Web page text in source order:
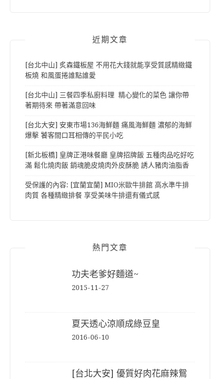
近期文章
[台北中山] 炙森鐵板屋 不用花大錢就能享受質感精緻鐵
板燒 和風蛋捲誰點誰愛
[台北中山] 三餐四季私廚料理 精心變化的菜色 讓你帶
著期待來 帶著滿意回味
[台北大安] 安東市場136海鮮麵 痛風海鮮麵 濃郁的海鮮
爆擊 饕客間口耳相傳的平民小吃
[新北板橋] 皇牌正港味餐廳 皇牌招牌飯 五種肉品吃好吃
滿 鬆化燒肉飯 銷魂脆皮燒肉外皮酥脆 誘人豬肉油脂香
受保護的內容: [宜蘭宜蘭] MIO米歐牛排館 高水準牛排
肉質 各種精緻排餐 享受美味牛排還有儀式感
熱門文章
功夫老爹好麵道~
2015-11-27
夏天透心涼順成綠豆皇
2016-06-10
[台北大安] 優質好肉花麻辣鴛